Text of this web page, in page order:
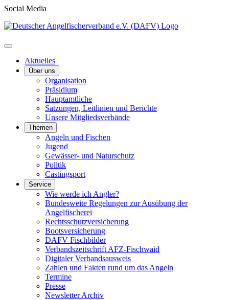
Social Media
Aktuelles
Über uns
Organisation
Präsidium
Hauptamtliche
Satzungen, Leitlinien und Berichte
Unsere Mitgliedsverbände
Themen
Angeln und Fischen
Jugend
Gewässer- und Naturschutz
Politik
Castingsport
Service
Wie werde ich Angler?
Bundesweite Regelungen zur Ausübung der
Angelfischerei
Rechtsschutzversicherung
Bootsversicherung
DAFV Fischbilder
Verbandszeitschrift AFZ-Fischwaid
Digitaler Verbandsausweis
Zahlen und Fakten rund um das Angeln
Termine
Presse
Newsletter Archiv